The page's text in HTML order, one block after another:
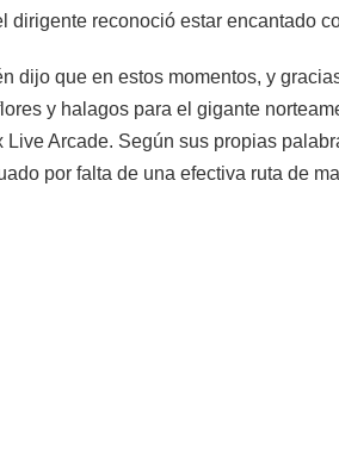
dirigente reconoció estar encantado
dijo que en estos momentos, y
y halagos para el gigante
Live Arcade. Según sus propias
por falta de una efectiva ruta de